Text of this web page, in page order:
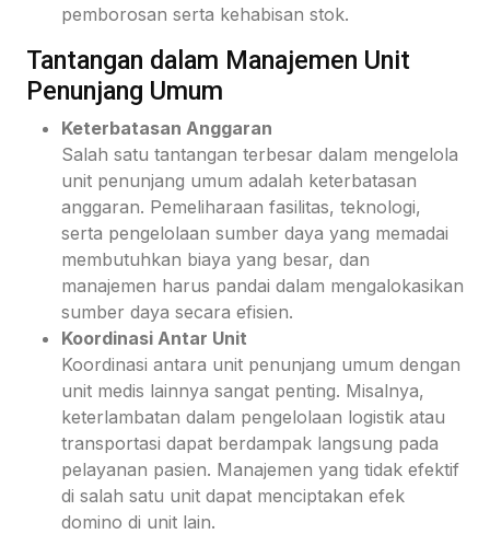
pemborosan serta kehabisan stok.
Tantangan dalam Manajemen Unit
Penunjang Umum
Keterbatasan Anggaran
Salah satu tantangan terbesar dalam mengelola
unit penunjang umum adalah keterbatasan
anggaran. Pemeliharaan fasilitas, teknologi,
serta pengelolaan sumber daya yang memadai
membutuhkan biaya yang besar, dan
manajemen harus pandai dalam mengalokasikan
sumber daya secara efisien.
Koordinasi Antar Unit
Koordinasi antara unit penunjang umum dengan
unit medis lainnya sangat penting. Misalnya,
keterlambatan dalam pengelolaan logistik atau
transportasi dapat berdampak langsung pada
pelayanan pasien. Manajemen yang tidak efektif
di salah satu unit dapat menciptakan efek
domino di unit lain.